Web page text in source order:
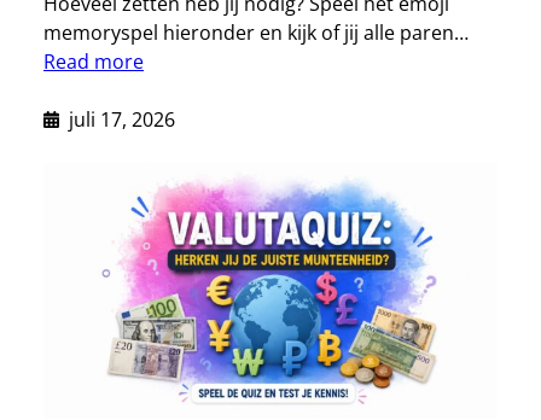
memoryspel hieronder en kijk of jij alle paren…
Read more
juli 17, 2026